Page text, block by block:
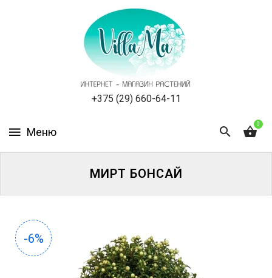
+375 (29) 660-64-11
0
НОВОСТИ,
АКЦИИ
УСЛУГИ
МИРТ БОНСАЙ
-6%